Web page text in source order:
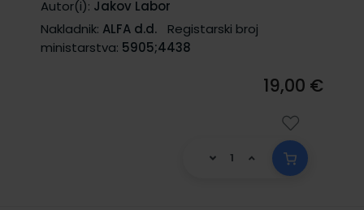
Autor(i): Jakov Labor
Nakladnik: ALFA d.d.
Registarski broj
ministarstva: 5905;4438
19,00 €